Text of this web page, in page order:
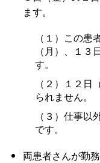
ます。
（１）この
（月）、１
す。
（２）１２
られません。
（３）仕事
です。
両患者さんが勤